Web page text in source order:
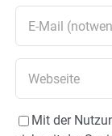
Mit der